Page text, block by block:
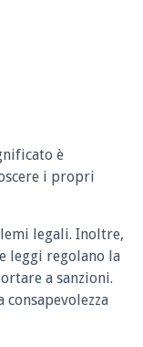
è
i propri
legali. Inoltre,
leggi regolano la
a sanzioni.